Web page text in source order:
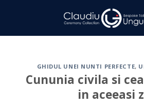
GHIDUL UNEI NUNTI PERFECTE,
Cununia civila si
in aceeasi